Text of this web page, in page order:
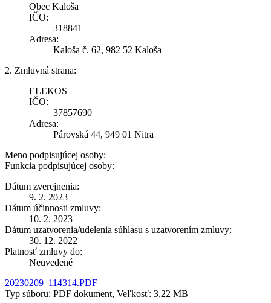
Obec Kaloša
IČO:
318841
Adresa:
Kaloša č. 62, 982 52 Kaloša
2. Zmluvná strana:
ELEKOS
IČO:
37857690
Adresa:
Párovská 44, 949 01 Nitra
Meno podpisujúcej osoby:
Funkcia podpisujúcej osoby:
Dátum zverejnenia:
9. 2. 2023
Dátum účinnosti zmluvy:
10. 2. 2023
Dátum uzatvorenia/udelenia súhlasu s uzatvorením zmluvy:
30. 12. 2022
Platnosť zmluvy do:
Neuvedené
20230209_114314.PDF
Typ súboru: PDF dokument, Veľkosť: 3,22 MB